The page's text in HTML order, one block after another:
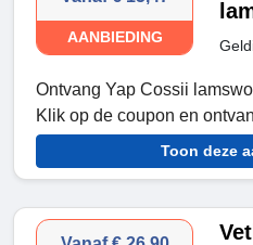
AANBIEDING
Ontvang Yap Cossii
Klik op de coupon en
Toon deze